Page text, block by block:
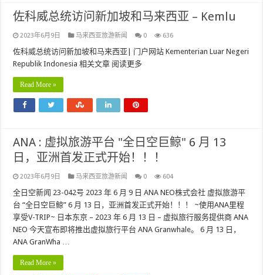
佐科威总统访问新加坡和马来西亚 – Kemlu
2023年6月9日 马来西亚旅游新闻 0 636
佐科威总统访问新加坡和马来西亚| 门户网站 Kementerian Luar Negeri
Republik Indonesia 相关文章 阅读更多
Read More »
ANA : 虚拟旅游平台 "全日空巨鲸" 6 月 13
日，亚洲首发正式开始！！！
2023年6月9日 马来西亚旅游新闻 0 604
全日空新闻 23-042号 2023 年 6 月 9 日 ANA NEO株式会社 虚拟旅游平
台 “全日空巨鲸” 6 月 13 日，亚洲首发正式开始！！！ ~使用ANA里程
享受V-TRIP~ 日本东京 – 2023 年 6 月 13 日 – 虚拟旅行服务提供商 ANA
NEO 今天宣布即将推出虚拟旅行平台 ANA Granwhale。 6 月 13 日，
ANA GranWha …
Read More »